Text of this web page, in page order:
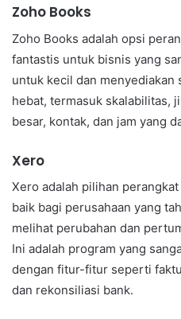
Zoho Books
Zoho Books adalah opsi
fantastis untuk bisnis yang
untuk kecil dan
hebat, termasuk skalabilitas,
besar, kontak, dan jam yang
Xero
Xero adalah pilihan
baik bagi perusahaan yang
melihat perubahan dan
Ini adalah program yang
dengan fitur-fitur seperti
dan rekonsiliasi bank.